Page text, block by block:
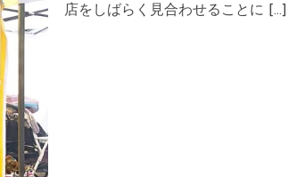
店をしばらく見合わせることに […]